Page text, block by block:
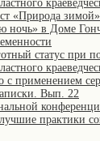
«Природа зимой»
ночь» в Доме
статус при
с применением
Вып. 22
практики